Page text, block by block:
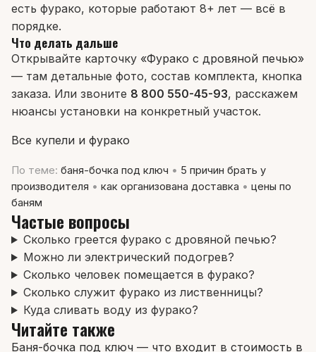
есть фурако, которые работают 8+ лет — всё в
порядке.
Что делать дальше
Открывайте карточку «Фурако с дровяной печью»
— там детальные фото, состав комплекта, кнопка
заказа. Или звоните 8 800 550-45-93, расскажем
нюансы установки на конкретный участок.
Все купели и фурако
По теме: баня-бочка под ключ • 5 причин брать у
производителя • как организована доставка • цены по
баням
Частые вопросы
Сколько греется фурако с дровяной печью?
Можно ли электрический подогрев?
Сколько человек помещается в фурако?
Сколько служит фурако из лиственницы?
Куда сливать воду из фурако?
Читайте также
Баня-бочка под ключ — что входит в стоимость в